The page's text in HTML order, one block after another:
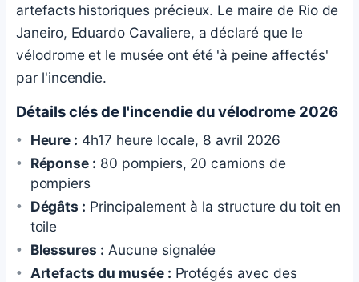
artefacts historiques précieux. Le maire de Rio de
Janeiro, Eduardo Cavaliere, a déclaré que le
vélodrome et le musée ont été 'à peine affectés'
par l'incendie.
Détails clés de l'incendie du vélodrome 2026
Heure : 4h17 heure locale, 8 avril 2026
Réponse : 80 pompiers, 20 camions de
pompiers
Dégâts : Principalement à la structure du toit en
toile
Blessures : Aucune signalée
Artefacts du musée : Protégés avec des